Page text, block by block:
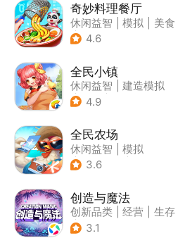
奇妙料理餐厅
休闲益智 模拟
美食
| 宝宝巴士
4.6
全民小镇
休闲益智
建造模拟
| 卡通
4.9
全民农场
休闲益智
模拟
| 田园生活
3.6
创造与魔法
创新品类 经营
生存
| 开放世界
3.1